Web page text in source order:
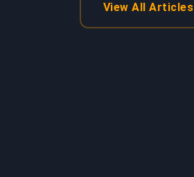
View All Articles